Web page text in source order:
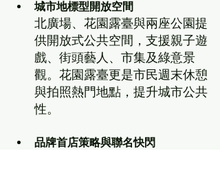
城市地標型開放空間
北廣場、花園露臺與兩座公園提
供開放式公共空間，支援親子遊
戲、街頭藝人、市集及綠意景
觀。花園露臺更是市民週末休憩
與拍照熱門地點，提升城市公共
性。
品牌首店策略與聯名快閃